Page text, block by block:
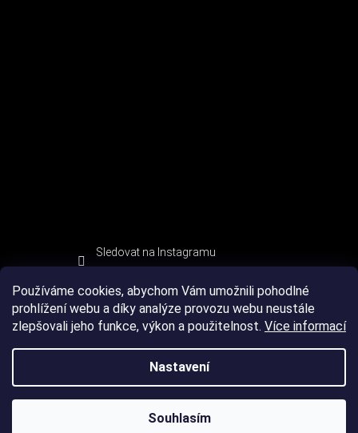
Používáme cookies, abychom Vám umožnili pohodlné
prohlížení webu a díky analýze provozu webu neustále
zlepšovali jeho funkce, výkon a použitelnost. Více informací
Nastavení
Souhlasím
Sledovat na Instagramu
DEVIL SPORT. Všechna práva vyhrazena.